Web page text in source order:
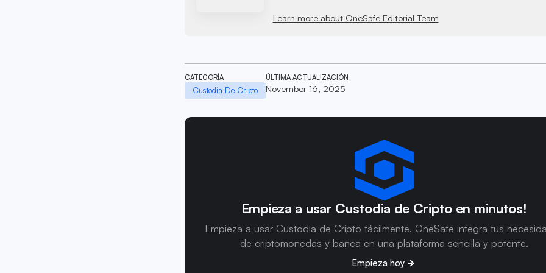
Learn more about OneSafe Editorial Team
CATEGORÍA
Custodia De Cripto
ÚLTIMA ACTUALIZACIÓN
November 16, 2025
Empieza a usar Custodia de Cripto en minutos!
Empieza a usar Custodia de Cripto fácilmente. OneSafe integra tus
de criptomonedas y banca en una plataforma sencilla y potente.
Empieza hoy